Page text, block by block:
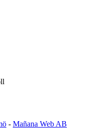
- Mañana Web AB